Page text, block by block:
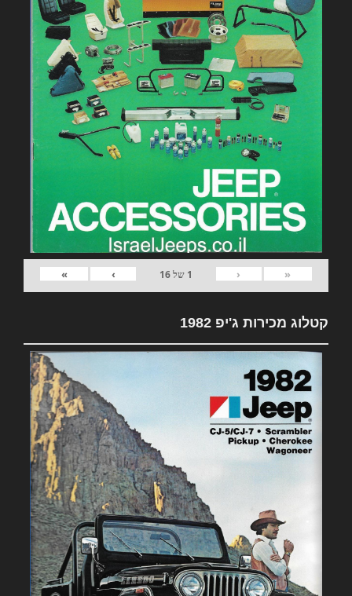
«
‹
1 של16
›
»
קטלוג מכירות ג'יפ 1982